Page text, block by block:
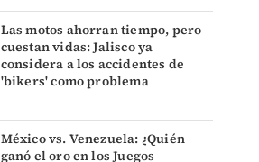
Las motos ahorran tiempo, pero
cuestan vidas: Jalisco ya
considera a los accidentes de
'bikers' como problema
México vs. Venezuela: ¿Quién
ganó el oro en los Juegos